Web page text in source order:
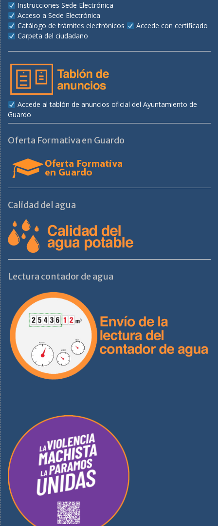
Instrucciones Sede Electrónica
Acceso a Sede Electrónica
Catálogo de trámites electrónicos
Accede con certificado
Carpeta del ciudadano
Accede al tablón de anuncios oficial del Ayuntamiento de
Guardo
Oferta Formativa en Guardo
Calidad del agua
Lectura contador de agua